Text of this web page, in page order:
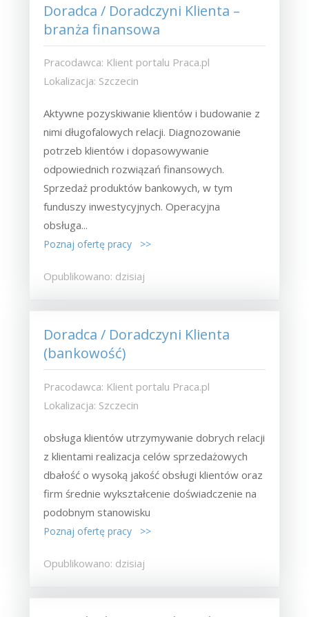
Doradca / Doradczyni Klienta –
branża finansowa
Pracodawca: Klient portalu Praca.pl
Lokalizacja: Szczecin
Aktywne pozyskiwanie klientów i budowanie z
nimi długofalowych relacji. Diagnozowanie
potrzeb klientów i dopasowywanie
odpowiednich rozwiązań finansowych.
Sprzedaż produktów bankowych, w tym
funduszy inwestycyjnych. Operacyjna
obsługa...
Poznaj ofertę pracy >>
Opublikowano: dzisiaj
Doradca / Doradczyni Klienta
(bankowość)
Pracodawca: Klient portalu Praca.pl
Lokalizacja: Szczecin
obsługa klientów utrzymywanie dobrych relacji
z klientami realizacja celów sprzedażowych
dbałość o wysoką jakość obsługi klientów oraz
firm średnie wykształcenie doświadczenie na
podobnym stanowisku
Poznaj ofertę pracy >>
Opublikowano: dzisiaj